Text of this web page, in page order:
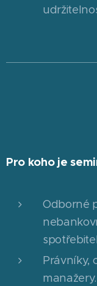
Pro koho je
Odborné
Právníky,
manažery.